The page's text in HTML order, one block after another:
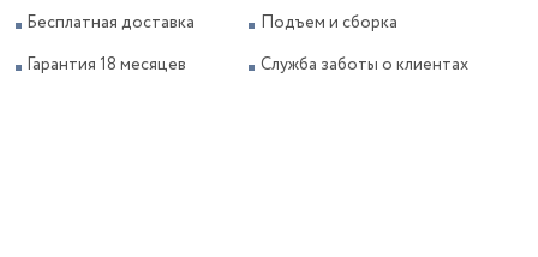
Бесплатная доставка
Подъем и сборка
Гарантия 18 месяцев
Служба заботы о клиентах